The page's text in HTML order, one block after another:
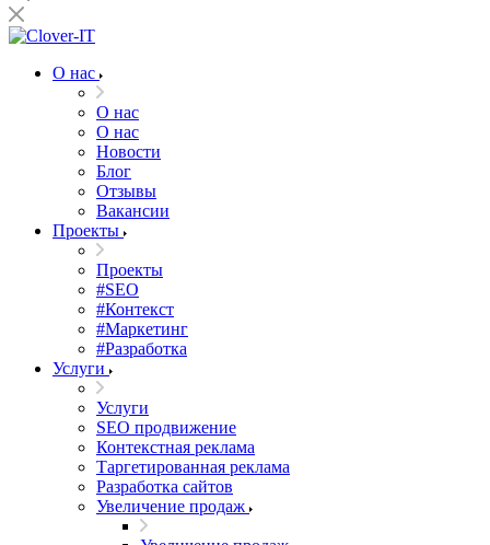
О нас
О нас
О нас
Новости
Блог
Отзывы
Вакансии
Проекты
Проекты
#SEO
#Контекст
#Маркетинг
#Разработка
Услуги
Услуги
SEO продвижение
Контекстная реклама
Таргетированная реклама
Разработка сайтов
Увеличение продаж